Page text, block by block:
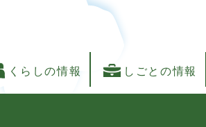
くらしの情報 しごとの情報